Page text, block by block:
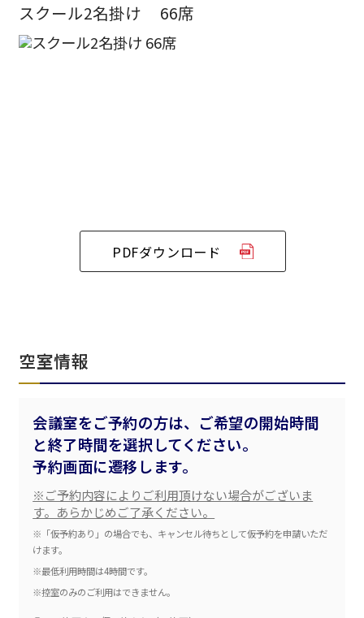
スクール2名掛け 66席
PDFダウンロード
空室情報
会議室をご予約の方は、ご希望の開始時間
と終了時間を選択してください。
予約画面に遷移します。
※ご予約内容によりご利用頂けない場合がございま
す。あらかじめご了承ください。
※「仮予約あり」の場合でも、キャンセル待ちとして仮予約を申請いただ
けます。
※最低利用時間は4時間です。
※控室のみのご利用はできません。
ベルサール西新宿
ベルサール高田馬場
ベルサール神田
ベルサール半蔵門
ベルサール飯田橋駅前
ベルサール飯田橋ファースト
渋谷エリア
ベルサール六本木グランドコンファレンスセンター
ベルサール六本木
ベルサール芝公園
ベルサール東京汐留コンファレンスセンター
ベルサール三田ガーデン
東京ガーデンシアター
ベルサール有明コンファレンスセンター
ベルサール羽田空港
日時
日付／開始・終了時間から選ぶ
時間単位で選ぶ
人数／レイアウト※複数選択可能